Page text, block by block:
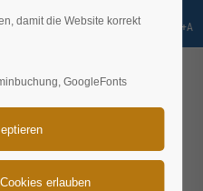
sind wir wieder an den
per Brief und Mail
schwierigen
in der Ferienzeit und mit der
Die Resonanz war
ca. 35 Gespräche führen
von Unternehmen
passende auswählen
damit die Website korrekt
GoogleFonts
Shift+Alt+A